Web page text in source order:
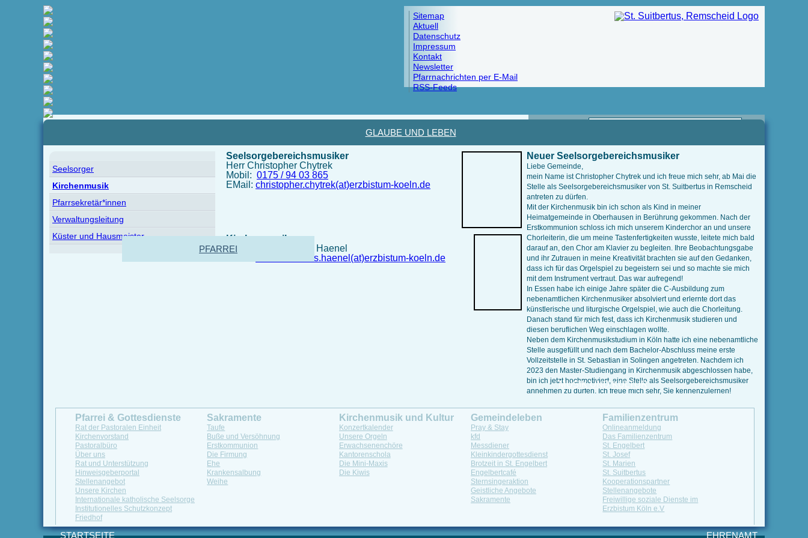
Sitemap
Aktuell
Datenschutz
Impressum
Kontakt
Newsletter
Pfarrnachrichten per E-Mail
RSS-Feeds
STARTSEITE
PFARREI
GLAUBE UND LEBEN
MUSIK UND KULTUR
EHRENAMT
Seelsorger
Kirchenmusik
Pfarrsekretär*innen
Verwaltungsleitung
Küster und Hausmeister
Seelsorgebereichsmusiker
Herr Christopher Chytrek
Mobil: 0175 / 94 03 865
EMail: christopher.chytrek(at)erzbistum-koeln.de
Kirchenmusiker
Herr Rudolf Matthias Haenel
rudolf-matthias.haenel(at)erzbistum-koeln.de
Neuer Seelsorgebereichsmusiker
Liebe Gemeinde,
mein Name ist Christopher Chytrek und ich freue mich sehr, ab Mai die
Stelle als Seelsorgebereichsmusiker von St. Suitbertus in Remscheid
antreten zu dürfen.
Mit der Kirchenmusik bin ich schon als Kind in meiner
Heimatgemeinde in Oberhausen in Berührung gekommen. Nach der
Erstkommunion schloss ich mich unserem Kinderchor an und unsere
Chorleiterin, die um meine Tastenfertigkeiten wusste, leitete mich bald
darauf an, den Chor am Klavier zu begleiten. Ihre Beobachtungsgabe
und ihr Zutrauen in meine Kreativität brachten sie auf den Gedanken,
dass ich für das Orgelspiel zu begeistern sei und so machte sie mich
mit dem Instrument vertraut. Das war aufregend!
In Essen habe ich einige Jahre später die C-Ausbildung zum
nebenamtlichen Kirchenmusiker absolviert und erlernte dort das
künstlerische und liturgische Orgelspiel, wie auch die Chorleitung.
Danach stand für mich fest, dass ich Kirchenmusik studieren und
diesen beruflichen Weg einschlagen wollte.
Neben dem Kirchenmusikstudium in Köln hatte ich eine nebenamtliche
Stelle ausgefüllt und nach dem Bachelor-Abschluss meine erste
Vollzeitstelle in St. Sebastian in Solingen angetreten. Nachdem ich
2023 den Master-Studiengang in Kirchenmusik abgeschlossen habe,
bin ich jetzt hochmotiviert, eine Stelle als Seelsorgebereichsmusiker
annehmen zu dürfen. Ich freue mich sehr, Sie kennenzulernen!
Pfarrei & Gottesdienste
Rat der Pastoralen Einheit
Kirchenvorstand
Pastoralbüro
Über uns
Rat und Unterstützung
Hinweisgeberportal
Stellenangebot
Unsere Kirchen
Internationale katholische Seelsorge
Institutionelles Schutzkonzept
Friedhof
Sakramente
Taufe
Buße und Versöhnung
Erstkommunion
Die Firmung
Ehe
Krankensalbung
Weihe
Kirchenmusik und Kultur
Konzertkalender
Unsere Orgeln
Erwachsenenchöre
Kantorenschola
Die Mini-Maxis
Die Kiwis
Gemeindeleben
Pray & Stay
kfd
Messdiener
Kleinkindergottesdienst
Brotzeit in St. Engelbert
Engelbertcafé
Sternsingeraktion
Geistliche Angebote
Sakramente
Familienzentrum
Onlineanmeldung
Das Familienzentrum
St. Engelbert
St. Josef
St. Marien
St. Suitbertus
Kooperationspartner
Stellenangebote
Freiwillige soziale Dienste im
Erzbistum Köln e.V